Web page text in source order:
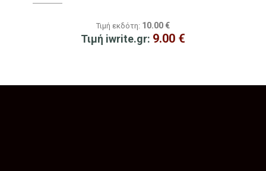
Τιμή εκδότη: 10.00 €
Τιμή iwrite.gr: 9.00 €